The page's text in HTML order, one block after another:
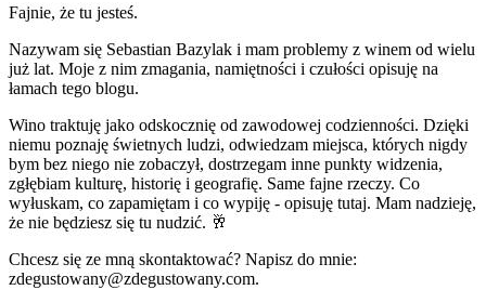
Fajnie, że tu jesteś.
Nazywam się Sebastian Bazylak i mam problemy z winem od wielu
już lat. Moje z nim zmagania, namiętności i czułości opisuję na
łamach tego blogu.
Wino traktuję jako odskocznię od zawodowej codzienności. Dzięki
niemu poznaję świetnych ludzi, odwiedzam miejsca, których nigdy
bym bez niego nie zobaczył, dostrzegam inne punkty widzenia,
zgłębiam kulturę, historię i geografię. Same fajne rzeczy. Co
wyłuskam, co zapamiętam i co wypiję - opisuję tutaj. Mam nadzieję,
że nie będziesz się tu nudzić. 🥂
Chcesz się ze mną skontaktować? Napisz do mnie:
zdegustowany@zdegustowany.com.